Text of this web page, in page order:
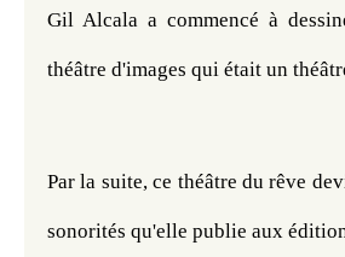
Gil Alcala a commencé à
théâtre d'images qui était un
Par la suite, ce théâtre du rêve
sonorités qu'elle publie aux